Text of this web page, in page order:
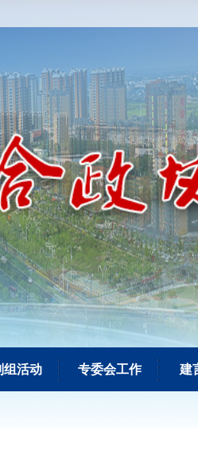
组活动 专委会工作 建